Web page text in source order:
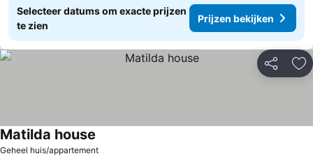
Selecteer datums om exacte prijzen
te zien
Prijzen bekijken
Delen
Geheel huis/appartement
Matilda house